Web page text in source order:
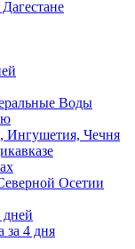
Воды
Ингушетия, Чечня
Осетии
дней
за 4 дня